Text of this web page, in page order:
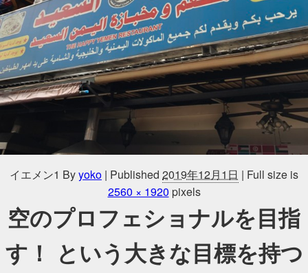
イエメン1 Byyoko | Published 2019年12月1日 | Full size is
2560 × 1920 pixels
空のプロフェショナルを目指
す！ という大きな目標を持つ